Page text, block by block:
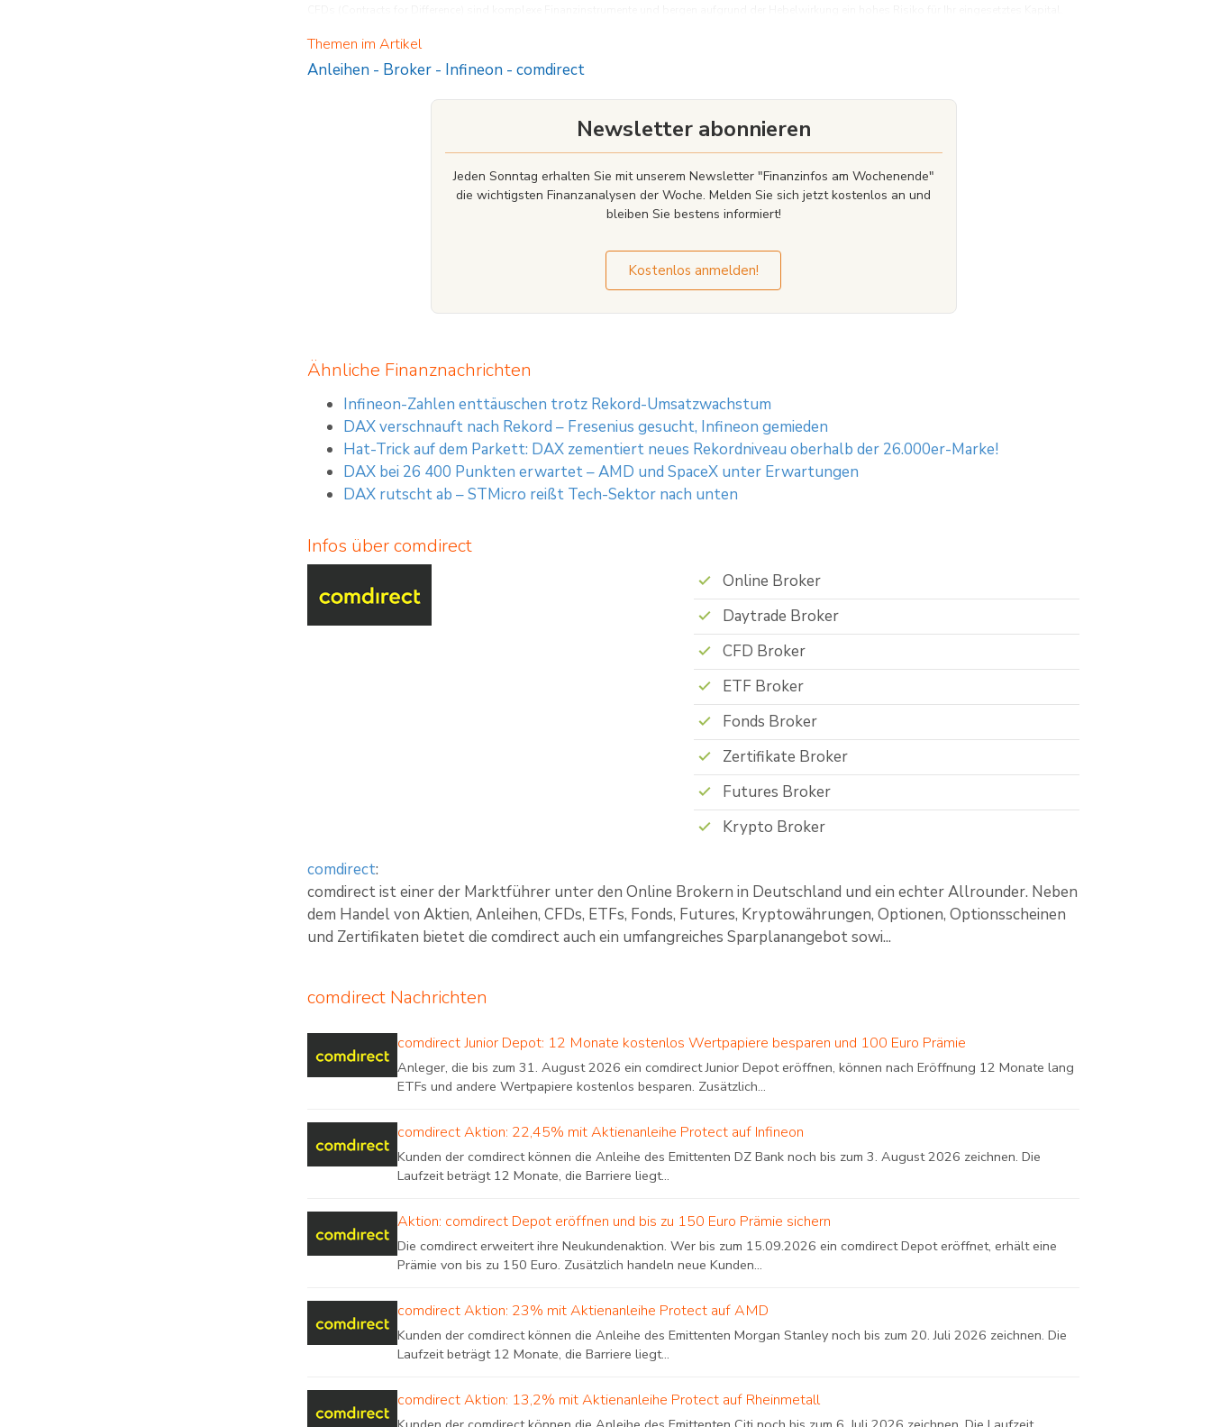
Themen im Artikel
Anleihen - Broker - Infineon -comdirect
Newsletter abonnieren
Jeden Sonntag erhalten Sie mit unserem Newsletter "Finanzinfos am Wochenende"
die wichtigsten Finanzanalysen der Woche. Melden Sie sich jetzt kostenlos an und
bleiben Sie bestens informiert!
Kostenlos anmelden!
Ähnliche Finanznachrichten
Infineon-Zahlen enttäuschen trotz Rekord-Umsatzwachstum
DAX verschnauft nach Rekord – Fresenius gesucht, Infineon gemieden
Hat-Trick auf dem Parkett: DAX zementiert neues Rekordniveau oberhalb der 26.000er-Marke!
DAX bei 26 400 Punkten erwartet – AMD und SpaceX unter Erwartungen
DAX rutscht ab – STMicro reißt Tech-Sektor nach unten
Infos über comdirect
Online Broker
Daytrade Broker
CFD Broker
ETF Broker
Fonds Broker
Zertifikate Broker
Futures Broker
Krypto Broker
comdirect:
comdirect ist einer der Marktführer unter den Online Brokern in Deutschland und ein echter Allrounder. Neben
dem Handel von Aktien, Anleihen, CFDs, ETFs, Fonds, Futures, Kryptowährungen, Optionen, Optionsscheinen
und Zertifikaten bietet die comdirect auch ein umfangreiches Sparplanangebot sowi...
comdirect Nachrichten
comdirect Junior Depot: 12 Monate kostenlos Wertpapiere besparen und 100 Euro Prämie
Anleger, die bis zum 31. August 2026 ein comdirect Junior Depot eröffnen, können nach Eröffnung 12 Monate lang
ETFs und andere Wertpapiere kostenlos besparen. Zusätzlich...
comdirect Aktion: 22,45% mit Aktienanleihe Protect auf Infineon
Kunden der comdirect können die Anleihe des Emittenten DZ Bank noch bis zum 3. August 2026 zeichnen. Die
Laufzeit beträgt 12 Monate, die Barriere liegt...
Aktion: comdirect Depot eröffnen und bis zu 150 Euro Prämie sichern
Die comdirect erweitert ihre Neukundenaktion. Wer bis zum 15.09.2026 ein comdirect Depot eröffnet, erhält eine
Prämie von bis zu 150 Euro. Zusätzlich handeln neue Kunden...
comdirect Aktion: 23% mit Aktienanleihe Protect auf AMD
Kunden der comdirect können die Anleihe des Emittenten Morgan Stanley noch bis zum 20. Juli 2026 zeichnen. Die
Laufzeit beträgt 12 Monate, die Barriere liegt...
comdirect Aktion: 13,2% mit Aktienanleihe Protect auf Rheinmetall